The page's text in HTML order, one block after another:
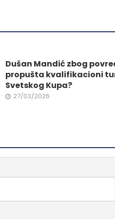
Dušan Mandić zbog
propušta kvalifikacioni
Svetskog Kupa?
27/03/2026